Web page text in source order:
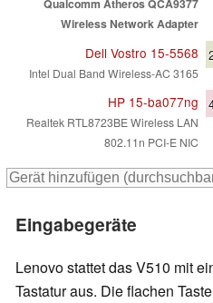
Qualcomm Atheros QCA9377
Wireless Network Adapter
Dell Vostro 15-5568
Intel Dual Band Wireless-AC 3165
HP 15-ba077ng
Realtek RTL8723BE Wireless LAN
802.11n PCI-E NIC
Eingabegeräte
Lenovo stattet das V510 mit
Tastatur aus. Die flachen